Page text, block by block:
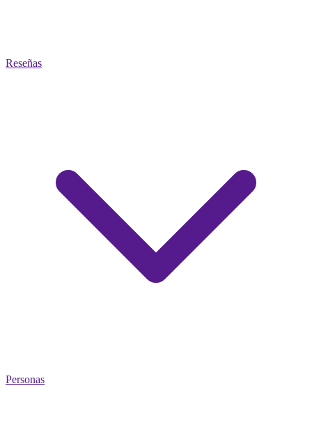
Reseñas
Personas